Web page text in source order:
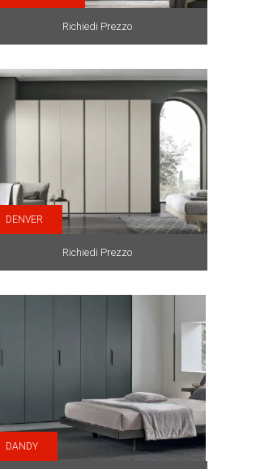
Richiedi Prezzo
DENVER
Richiedi Prezzo
DANDY